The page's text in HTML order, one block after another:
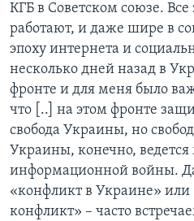
КГБ в Советском союзе.
работают, и даже шире в
эпоху интернета и
несколько дней назад в
фронте и для меня было
что [..] на этом фронте
свобода Украины, но
Украины, конечно, ведется
информационной войны.
«конфликт в Украине»
конфликт» – часто